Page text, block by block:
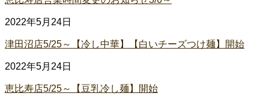
2022年5月24日
津田沼店5/25～【冷し中華】【白いチーズつけ麺】開始
2022年5月24日
恵比寿店5/25～【豆乳冷し麺】開始